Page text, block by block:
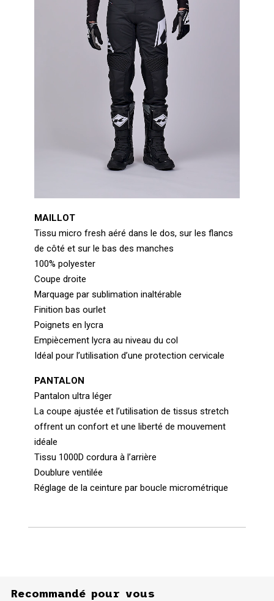
MAILLOT
Tissu micro fresh aéré dans le dos, sur les flancs
de côté et sur le bas des manches
100% polyester
Coupe droite
Marquage par sublimation inaltérable
Finition bas ourlet
Poignets en lycra
Empiècement lycra au niveau du col
Idéal pour l’utilisation d’une protection cervicale
PANTALON
Pantalon ultra léger
La coupe ajustée et l’utilisation de tissus stretch
offrent un confort et une liberté de mouvement
idéale
Tissu 1000D cordura à l’arrière
Doublure ventilée
Réglage de la ceinture par boucle micrométrique
Recommandé pour vous